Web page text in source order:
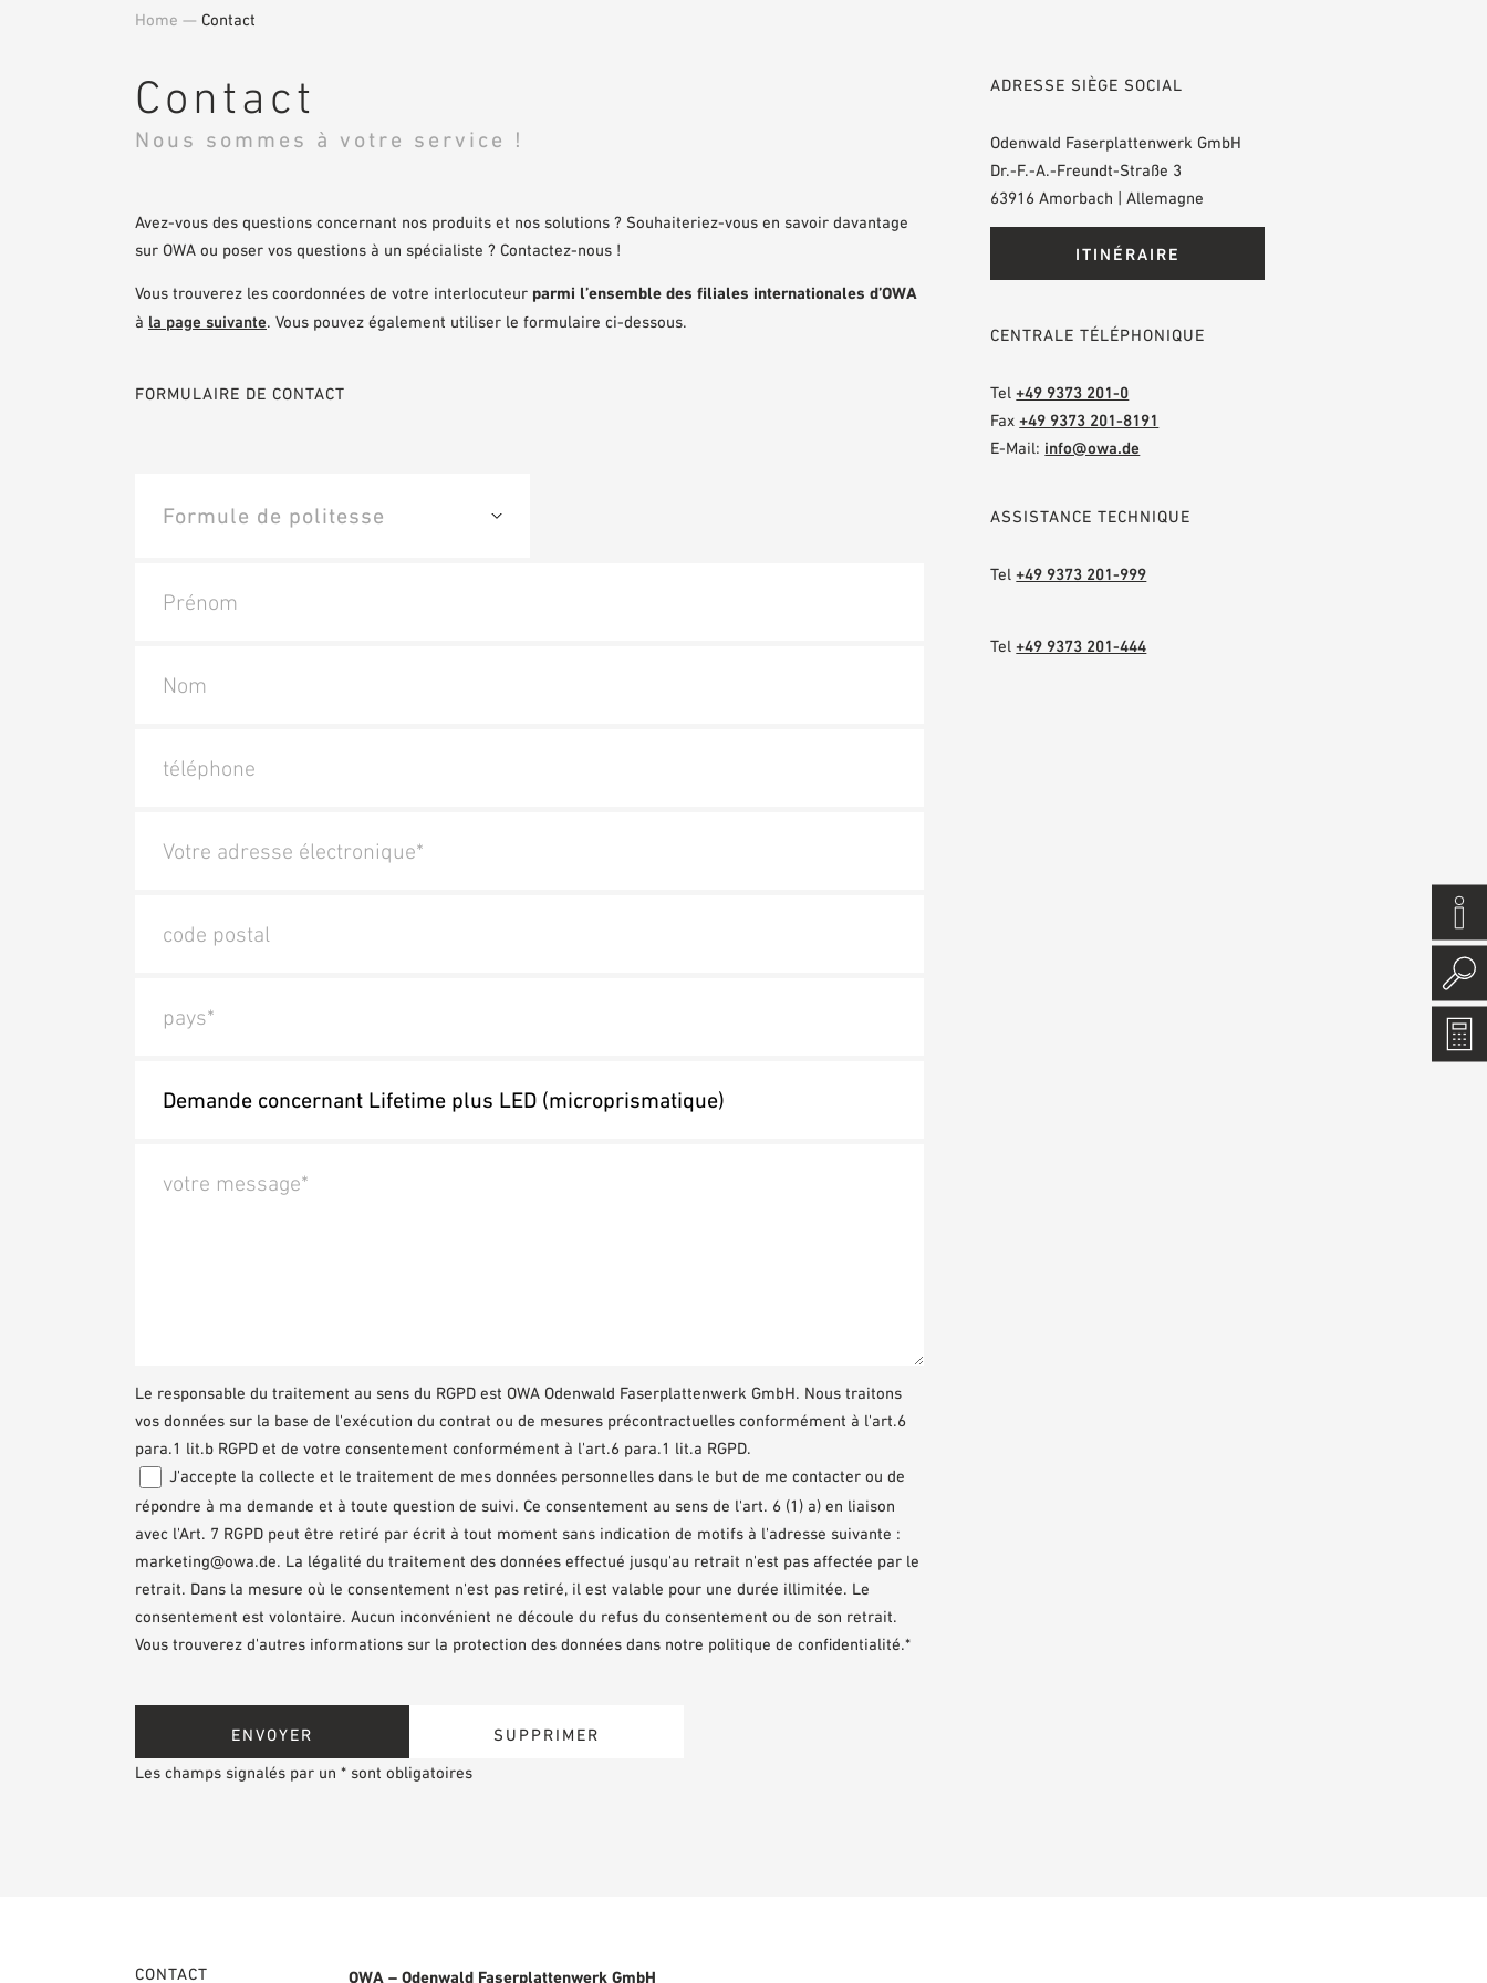
Home — Contact
Contact
Nous sommes à votre service !
Avez-vous des questions concernant nos produits et nos solutions ? Souhaiteriez-vous en savoir davantage
sur OWA ou poser vos questions à un spécialiste ? Contactez-nous !
Vous trouverez les coordonnées de votre interlocuteur parmi l’ensemble des filiales internationales d’OWA
à la page suivante. Vous pouvez également utiliser le formulaire ci-dessous.
FORMULAIRE DE CONTACT
Prénom
Nom
téléphone
Votre adresse électronique*
code postal
pays*
votre message*
Le responsable du traitement au sens du RGPD est OWA Odenwald Faserplattenwerk GmbH. Nous traitons
vos données sur la base de l'exécution du contrat ou de mesures précontractuelles conformément à l'art.6
para.1 lit.b RGPD et de votre consentement conformément à l'art.6 para.1 lit.a RGPD.
J'accepte la collecte et le traitement de mes données personnelles dans le but de me contacter ou de
répondre à ma demande et à toute question de suivi. Ce consentement au sens de l'art. 6 (1) a) en liaison
avec l'Art. 7 RGPD peut être retiré par écrit à tout moment sans indication de motifs à l'adresse suivante :
marketing@owa.de. La légalité du traitement des données effectué jusqu'au retrait n'est pas affectée par le
retrait. Dans la mesure où le consentement n'est pas retiré, il est valable pour une durée illimitée. Le
consentement est volontaire. Aucun inconvénient ne découle du refus du consentement ou de son retrait.
Vous trouverez d'autres informations sur la protection des données dans notre politique de confidentialité.*
Les champs signalés par un * sont obligatoires
ADRESSE SIÈGE SOCIAL
Odenwald Faserplattenwerk GmbH
Dr.-F.-A.-Freundt-Straße 3
63916 Amorbach | Allemagne
ITINÉRAIRE
CENTRALE TÉLÉPHONIQUE
Tel+49 9373 201-0
Fax+49 9373 201-8191
E-Mail: info@owa.de
ASSISTANCE TECHNIQUE
Tel+49 9373 201-999
Tel+49 9373 201-444
CONTACT OWA – Odenwald Faserplattenwerk GmbH